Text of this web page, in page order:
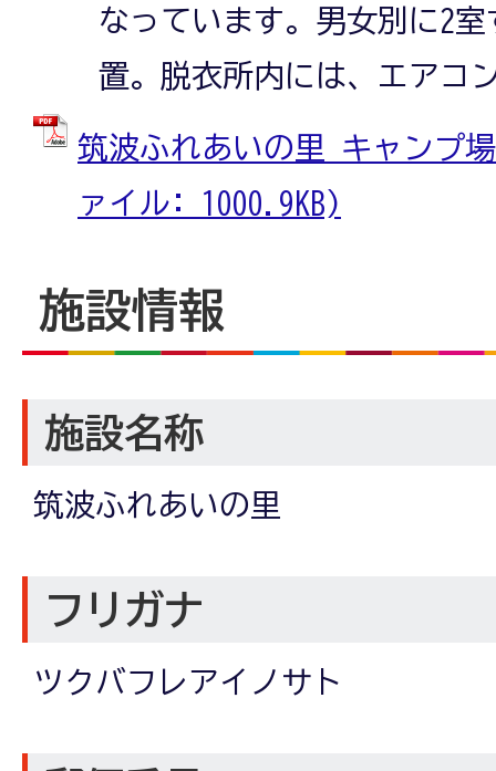
なっています。男女別に2
置。脱衣所内には、エアコ
筑波ふれあいの里 キャンプ
ァイル: 1000.9KB)
施設情報
施設名称
筑波ふれあいの里
フリガナ
ツクバフレアイノサト